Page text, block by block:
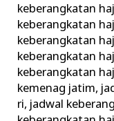
keberangkatan
keberangkatan
keberangkatan
keberangkatan
keberangkatan
kemenag jatim,
ri, jadwal